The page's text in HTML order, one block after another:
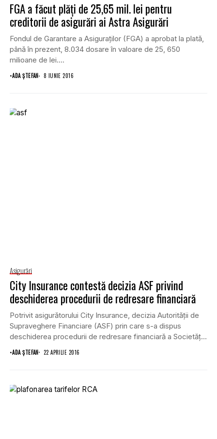
FGA a făcut plăţi de 25,65 mil. lei pentru
creditorii de asigurări ai Astra Asigurări
Fondul de Garantare a Asiguraţilor (FGA) a aprobat la plată,
până în prezent, 8.034 dosare în valoare de 25, 650
milioane de lei....
•ADA ȘTEFAN 8 IUNIE 2016
Asigurări
City Insurance contestă decizia ASF privind
deschiderea procedurii de redresare financiară
Potrivit asigurătorului City Insurance, decizia Autorităţii de
Supraveghere Financiare (ASF) prin care s-a dispus
deschiderea procedurii de redresare financiară a Societăţii
•ADA ȘTEFAN 22 APRILIE 2016